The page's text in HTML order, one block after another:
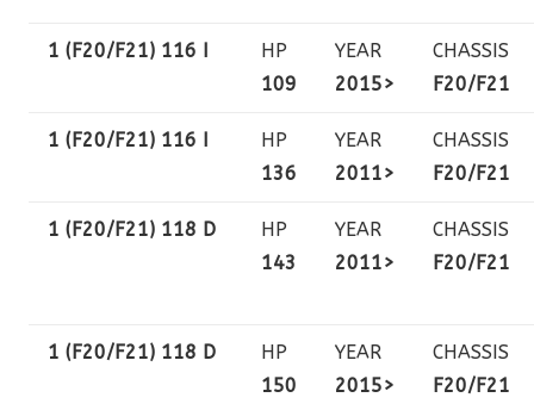
1 (F20/F21) 116 I
HP
109
YEAR
2015>
CHASSIS
F20/F21
1 (F20/F21) 116 I
HP
136
YEAR
2011>
CHASSIS
F20/F21
1 (F20/F21) 118 D
HP
143
YEAR
2011>
CHASSIS
F20/F21
1 (F20/F21) 118 D
HP
150
YEAR
2015>
CHASSIS
F20/F21